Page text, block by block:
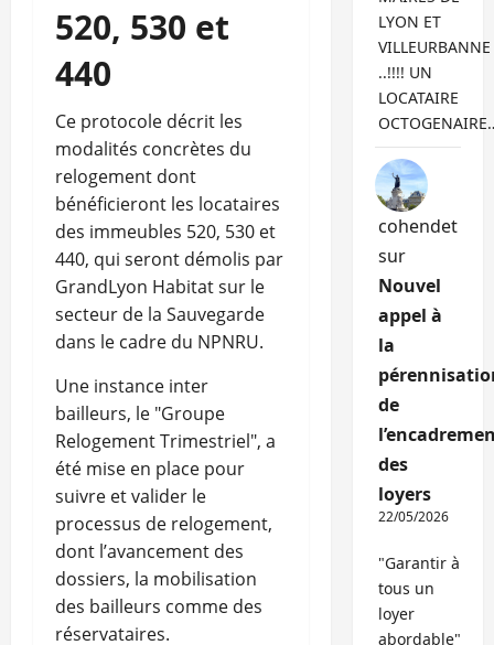
520, 530 et
440
Ce protocole décrit les
modalités concrètes du
relogement dont
bénéficieront les locataires
des immeubles 520, 530 et
440, qui seront démolis par
GrandLyon Habitat sur le
secteur de la Sauvegarde
dans le cadre du NPNRU.
Une instance inter
bailleurs, le "Groupe
Relogement Trimestriel", a
été mise en place pour
suivre et valider le
processus de relogement,
dont l’avancement des
dossiers, la mobilisation
des bailleurs comme des
réservataires.
LYON ET
VILLEURBANNE
..!!!! UN
LOCATAIRE
cohendet
sur
Nouvel
appel à
la
de
des
loyers
22/05/2026
"Garantir à
tous un
loyer
abordable"